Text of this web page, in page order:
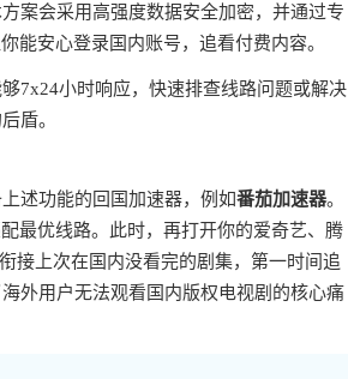
案会采用高强度数据安全加密，并通过专
能安心登录国内账号，追看付费内容。
7x24小时响应，快速排查线路问题或解决
盾。
述功能的回国加速器，例如番茄加速器。
最优线路。此时，再打开你的爱奇艺、腾
接上次在国内没看完的剧集，第一时间追
外用户无法观看国内版权电视剧的核心痛